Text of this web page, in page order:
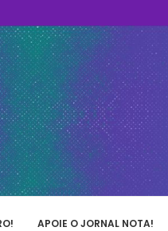
APOIE O JORNAL NOTA!